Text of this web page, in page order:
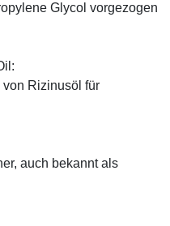
Glycol vorgezogen
von Rizinusöl für
auch bekannt als